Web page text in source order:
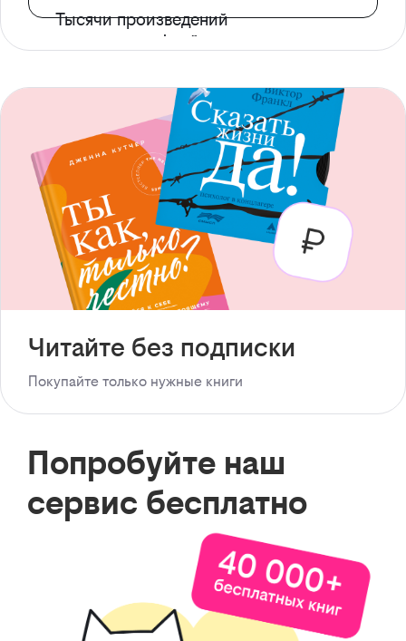
Тысячи произведений
с доступом офлайн
Читайте без подписки
Покупайте только нужные книги
Попробуйте наш
сервис бесплатно